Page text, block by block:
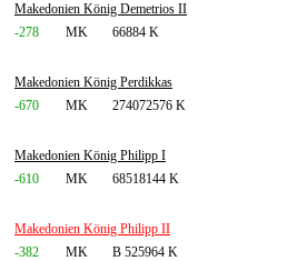
Makedonien König Demetrios II
-278
MK 66884 K
Makedonien König Perdikkas
-670
MK 274072576 K
Makedonien König Philipp I
-610
MK 68518144 K
Makedonien König Philipp II
-382
MK B 525964 K